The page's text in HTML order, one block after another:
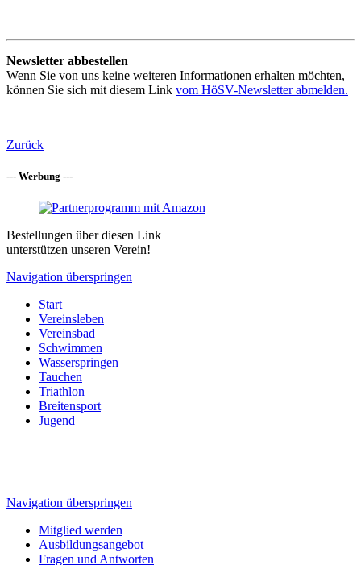
Newsletter abbestellen
Wenn Sie von uns keine weiteren Informationen erhalten möchten,
können Sie sich mit diesem Link vom HöSV-Newsletter abmelden.
Zurück
--- Werbung ---
Bestellungen über diesen Link
unterstützen unseren Verein!
Navigation überspringen
Start
Vereinsleben
Vereinsbad
Schwimmen
Wasserspringen
Tauchen
Triathlon
Breitensport
Jugend
Navigation überspringen
Mitglied werden
Ausbildungsangebot
Fragen und Antworten